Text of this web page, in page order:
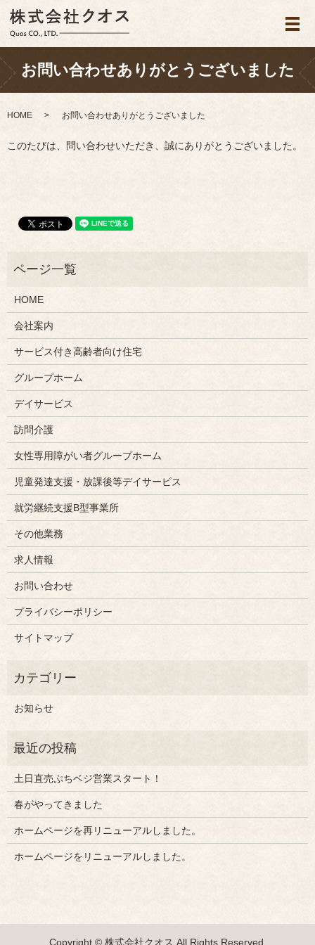
メ
お問い合わせありがとうございました
HOME お問い合わせありがとうございました
このたびは、問い合わせいただき、誠にありがとうございました。
HOME
会社案内
サービス付き高齢者向け住宅
グループホーム
デイサービス
訪問介護
女性専用障がい者グループホーム
児童発達支援・放課後等デイサービス
就労継続支援B型事業所
その他業務
求人情報
お問い合わせ
プライバシーポリシー
サイトマップ
お知らせ
土日直売ぷちベジ営業スタート！
春がやってきました
ホームページを再リニューアルしました。
ホームページをリニューアルしました。
Copyright © 株式会社クオス All Rights Reserved.